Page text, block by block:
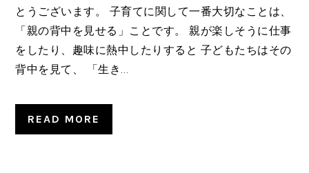
とうございます。 子育てに関して一番大切なことは、
「親の背中を見せる」ことです。 親が楽しそうに仕事
をしたり、趣味に熱中したりすると 子どもたちはその
背中を見て、 「生き…
READ MORE